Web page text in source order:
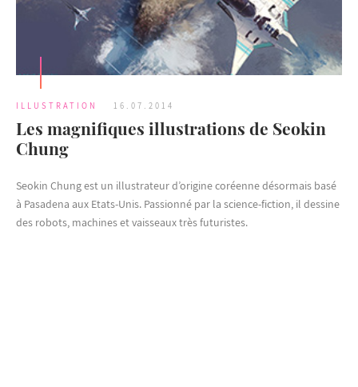
ILLUSTRATION 16.07.2014
Les magnifiques illustrations de Seokin
Chung
Seokin Chung est un illustrateur d’origine coréenne désormais basé
à Pasadena aux Etats-Unis. Passionné par la science-fiction, il dessine
des robots, machines et vaisseaux très futuristes.